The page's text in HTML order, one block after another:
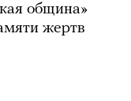
община»
жертв